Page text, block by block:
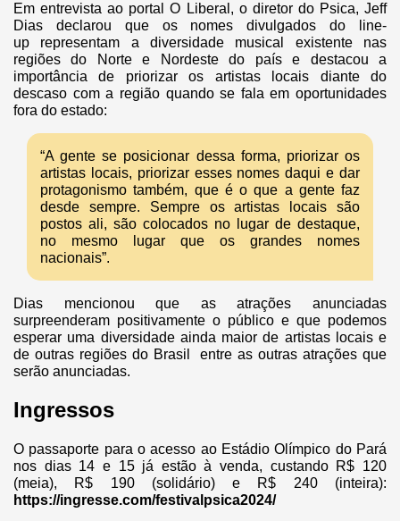
Em entrevista ao portal O Liberal, o diretor do Psica, Jeff
Dias declarou que os nomes divulgados do line-
up representam a diversidade musical existente nas
regiões do Norte e Nordeste do país e destacou a
importância de priorizar os artistas locais diante do
descaso com a região quando se fala em oportunidades
fora do estado:
“A gente se posicionar dessa forma, priorizar os
artistas locais, priorizar esses nomes daqui e dar
protagonismo também, que é o que a gente faz
desde sempre. Sempre os artistas locais são
postos ali, são colocados no lugar de destaque,
no mesmo lugar que os grandes nomes
nacionais”.
Dias mencionou que as atrações anunciadas
surpreenderam positivamente o público e que podemos
esperar uma diversidade ainda maior de artistas locais e
de outras regiões do Brasil entre as outras atrações que
serão anunciadas.
Ingressos
O passaporte para o acesso ao Estádio Olímpico do Pará
nos dias 14 e 15 já estão à venda, custando R$ 120
(meia), R$ 190 (solidário) e R$ 240 (inteira):
https://ingresse.com/festivalpsica2024/